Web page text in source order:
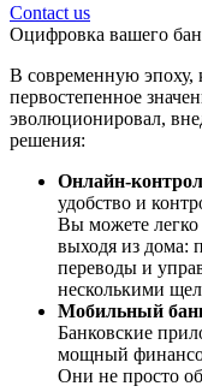
Contact us
Оцифровка вашего
В современную эпоху,
первостепенное
эволюционировал,
решения:
Онлайн-
удобство и
Вы можете
выходя из дома:
переводы и
несколькими
Мобильный
Банковские
мощный
Они не просто